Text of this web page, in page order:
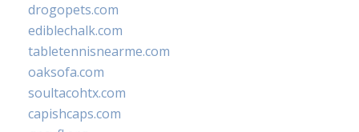
drogopets.com
ediblechalk.com
tabletennisnearme.com
oaksofa.com
soultacohtx.com
capishcaps.com